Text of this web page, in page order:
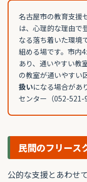
名古屋市の教育支援
は、心理的な理由で
なる落ち着いた環境
組める場です。市内
あり、通いやすい教
の教室が通いやすい
扱いになる場合があ
センター（052-521-
民間のフリース
公的な支援とあわせ